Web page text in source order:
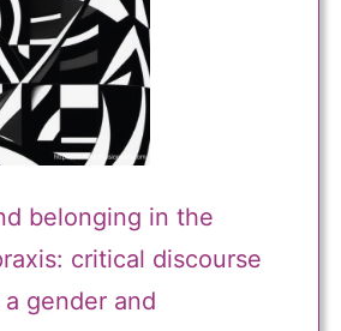
belonging in the
critical discourse
gender and